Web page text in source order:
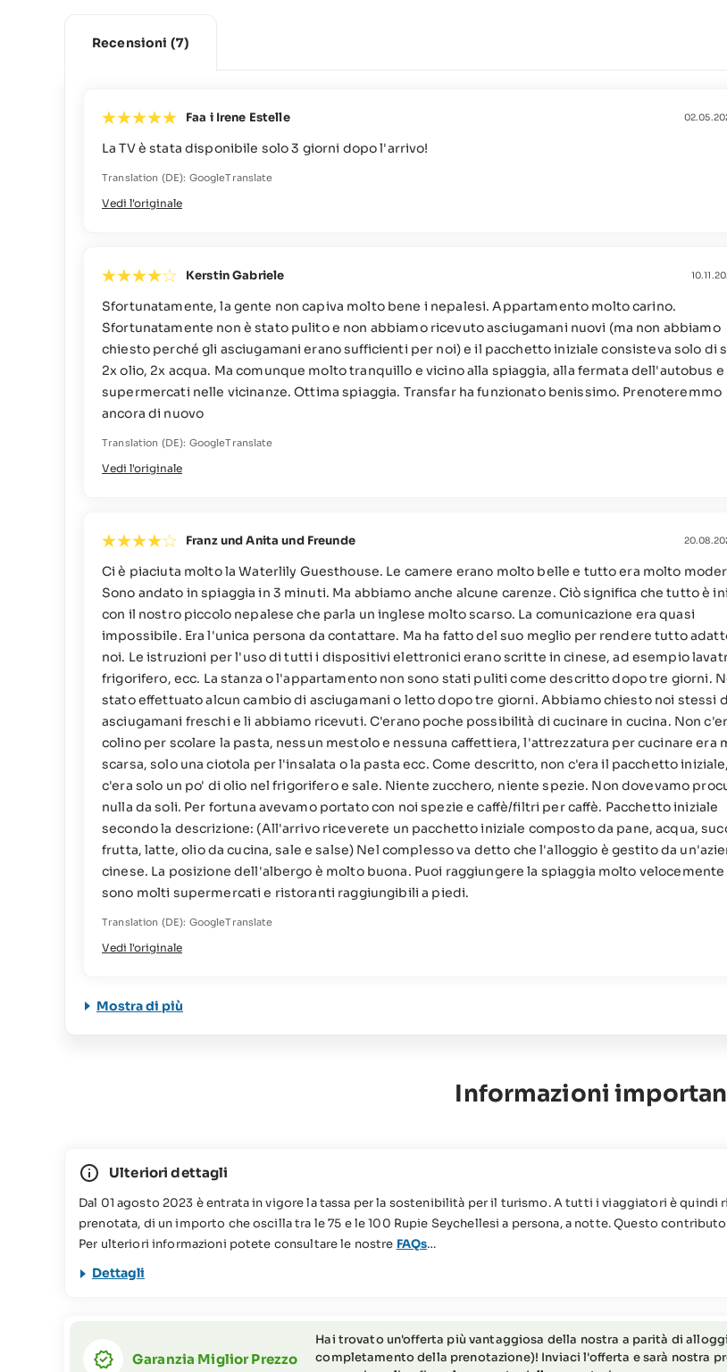
Recensioni (7)
Faa i Irene Estelle
La TV è stata disponibile solo 3 giorni dopo l'arrivo!
Translation (DE): GoogleTranslate
Vedi l'originale
Kerstin Gabriele
Sfortunatamente, la gente non capiva molto bene i nepalesi. Appartamento molto carino.
Sfortunatamente non è stato pulito e non abbiamo ricevuto asciugamani nuovi (ma non abbiamo
chiesto perché gli asciugamani erano sufficienti per noi) e il pacchetto iniziale consisteva solo di
2x olio, 2x acqua. Ma comunque molto tranquillo e vicino alla spiaggia, alla fermata dell'autobus e
supermercati nelle vicinanze. Ottima spiaggia. Transfar ha funzionato benissimo. Prenoteremmo
ancora di nuovo
Translation (DE): GoogleTranslate
Vedi l'originale
Franz und Anita und Freunde
Ci è piaciuta molto la Waterlily Guesthouse. Le camere erano molto belle e tutto era molto
Sono andato in spiaggia in 3 minuti. Ma abbiamo anche alcune carenze. Ciò significa che tutto è
con il nostro piccolo nepalese che parla un inglese molto scarso. La comunicazione era quasi
impossibile. Era l'unica persona da contattare. Ma ha fatto del suo meglio per rendere tutto
noi. Le istruzioni per l'uso di tutti i dispositivi elettronici erano scritte in cinese, ad esempio
frigorifero, ecc. La stanza o l'appartamento non sono stati puliti come descritto dopo tre giorni.
stato effettuato alcun cambio di asciugamani o letto dopo tre giorni. Abbiamo chiesto noi stessi
asciugamani freschi e li abbiamo ricevuti. C'erano poche possibilità di cucinare in cucina. Non
colino per scolare la pasta, nessun mestolo e nessuna caffettiera, l'attrezzatura per cucinare era
scarsa, solo una ciotola per l'insalata o la pasta ecc. Come descritto, non c'era il pacchetto iniziale,
c'era solo un po' di olio nel frigorifero e sale. Niente zucchero, niente spezie. Non dovevamo
nulla da soli. Per fortuna avevamo portato con noi spezie e caffè/filtri per caffè. Pacchetto iniziale
secondo la descrizione: (All'arrivo riceverete un pacchetto iniziale composto da pane, acqua,
frutta, latte, olio da cucina, sale e salse) Nel complesso va detto che l'alloggio è gestito da
cinese. La posizione dell'albergo è molto buona. Puoi raggiungere la spiaggia molto velocemente
sono molti supermercati e ristoranti raggiungibili a piedi.
Translation (DE): GoogleTranslate
Vedi l'originale
Mostra di più
Informazioni
Ulteriori dettagli
Dal 01 agosto 2023 è entrata in vigore la tassa per la sostenibilità per il turismo. A tutti i viaggiatori è
prenotata, di un importo che oscilla tra le 75 e le 100 Rupie Seychellesi a persona, a notte. Questo
Per ulteriori informazioni potete consultare le nostre FAQs
Il viaggio proposto non è consigliato per persone a mobilità ridotta (per maggiori informazioni o richieste
Dettagli
Garanzia Miglior Prezzo
Hai trovato un'offerta più vantaggiosa della nostra a parità di
completamento della prenotazione)! Inviaci l'offerta e sarà nostra